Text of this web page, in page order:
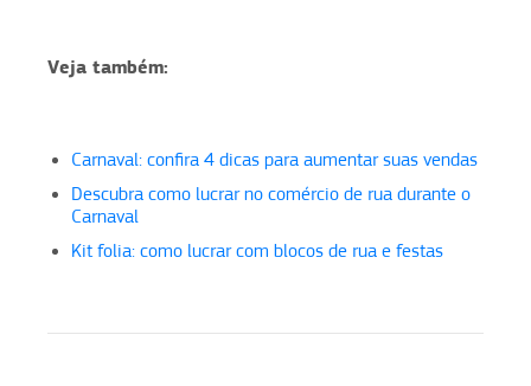
Veja também:
Carnaval: confira 4 dicas para aumentar suas vendas
Descubra como lucrar no comércio de rua durante o
Carnaval
Kit folia: como lucrar com blocos de rua e festas